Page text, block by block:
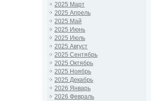
2025 Март
2025 Апрель
2025 Май
2025 Июнь
2025 Июль
2025 Август
2025 Сентябрь
2025 Октябрь
2025 Ноябрь
2025 Декабрь
2026 Январь
2026 Февраль